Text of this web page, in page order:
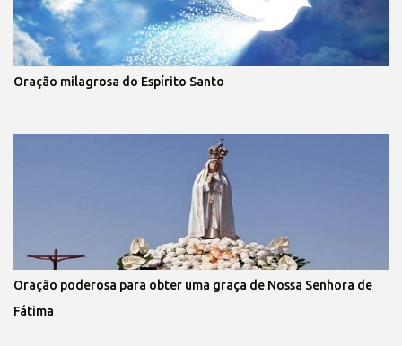
Oração milagrosa do Espírito Santo
Oração poderosa para obter uma graça de Nossa Senhora de
Fátima